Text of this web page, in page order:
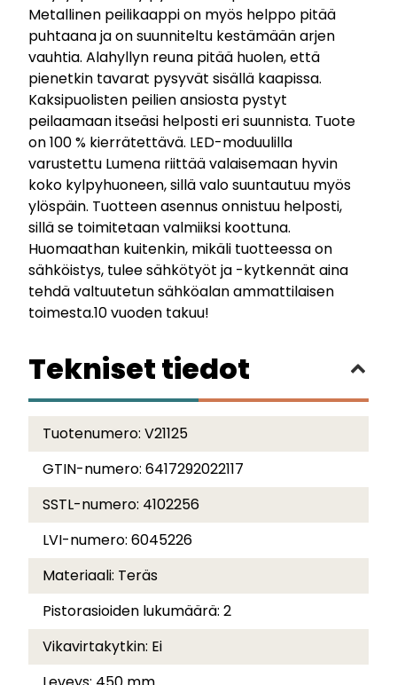
Metallinen peilikaappi on myös helppo pitää
puhtaana ja on suunniteltu kestämään arjen
vauhtia. Alahyllyn reuna pitää huolen, että
pienetkin tavarat pysyvät sisällä kaapissa.
Kaksipuolisten peilien ansiosta pystyt
peilaamaan itseäsi helposti eri suunnista. Tuote
on 100 % kierrätettävä. LED-moduulilla
varustettu Lumena riittää valaisemaan hyvin
koko kylpyhuoneen, sillä valo suuntautuu myös
ylöspäin. Tuotteen asennus onnistuu helposti,
sillä se toimitetaan valmiiksi koottuna.
Huomaathan kuitenkin, mikäli tuotteessa on
sähköistys, tulee sähkötyöt ja -kytkennät aina
tehdä valtuutetun sähköalan ammattilaisen
toimesta.10 vuoden takuu!
Tekniset tiedot
Tuotenumero: V21125
GTIN-numero: 6417292022117
SSTL-numero: 4102256
LVI-numero: 6045226
Materiaali: Teräs
Pistorasioiden lukumäärä: 2
Vikavirtakytkin: Ei